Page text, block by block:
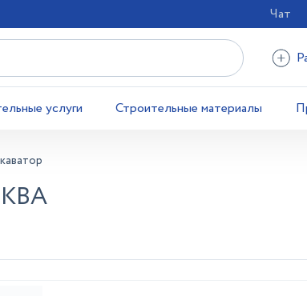
Чат
услуги Строительные материалы